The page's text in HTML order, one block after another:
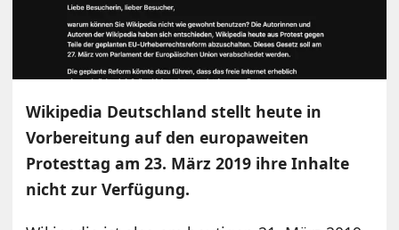
Wikipedia Deutschland stellt heute in
Vorbereitung auf den europaweiten
Protesttag am 23. März 2019 ihre Inhalte
nicht zur Verfügung.